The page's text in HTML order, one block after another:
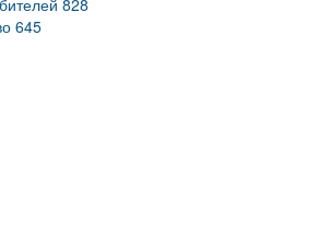
828
645